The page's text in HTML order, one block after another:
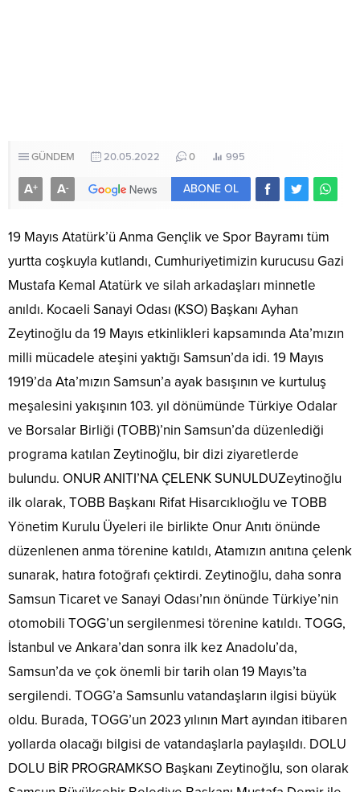
GÜNDEM 20.05.2022 0 995
A+ A- ABONE OL
19 Mayıs Atatürk’ü Anma Gençlik ve Spor Bayramı tüm
yurtta coşkuyla kutlandı, Cumhuriyetimizin kurucusu Gazi
Mustafa Kemal Atatürk ve silah arkadaşları minnetle
anıldı. Kocaeli Sanayi Odası (KSO) Başkanı Ayhan
Zeytinoğlu da 19 Mayıs etkinlikleri kapsamında Ata’mızın
milli mücadele ateşini yaktığı Samsun’da idi. 19 Mayıs
1919’da Ata’mızın Samsun’a ayak basışının ve kurtuluş
meşalesini yakışının 103. yıl dönümünde Türkiye Odalar
ve Borsalar Birliği (TOBB)’nin Samsun’da düzenlediği
programa katılan Zeytinoğlu, bir dizi ziyaretlerde
bulundu. ONUR ANITI’NA ÇELENK SUNULDUZeytinoğlu
ilk olarak, TOBB Başkanı Rifat Hisarcıklıoğlu ve TOBB
Yönetim Kurulu Üyeleri ile birlikte Onur Anıtı önünde
düzenlenen anma törenine katıldı, Atamızın anıtına çelenk
sunarak, hatıra fotoğrafı çektirdi. Zeytinoğlu, daha sonra
Samsun Ticaret ve Sanayi Odası’nın önünde Türkiye’nin
otomobili TOGG’un sergilenmesi törenine katıldı. TOGG,
İstanbul ve Ankara’dan sonra ilk kez Anadolu’da,
Samsun’da ve çok önemli bir tarih olan 19 Mayıs’ta
sergilendi. TOGG’a Samsunlu vatandaşların ilgisi büyük
oldu. Burada, TOGG’un 2023 yılının Mart ayından itibaren
yollarda olacağı bilgisi de vatandaşlarla paylaşıldı. DOLU
DOLU BİR PROGRAMKSO Başkanı Zeytinoğlu, son olarak